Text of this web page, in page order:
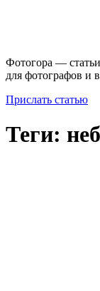
Фотогора —
для фотографов и
Прислать статью
Теги: